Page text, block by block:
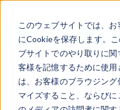
このウェブサイトでは、
にCookieを保存します。
ブサイトでのやり取りに
客様を記憶するために使
は、お客様のブラウジン
マイズすること、ならび
COMSOL